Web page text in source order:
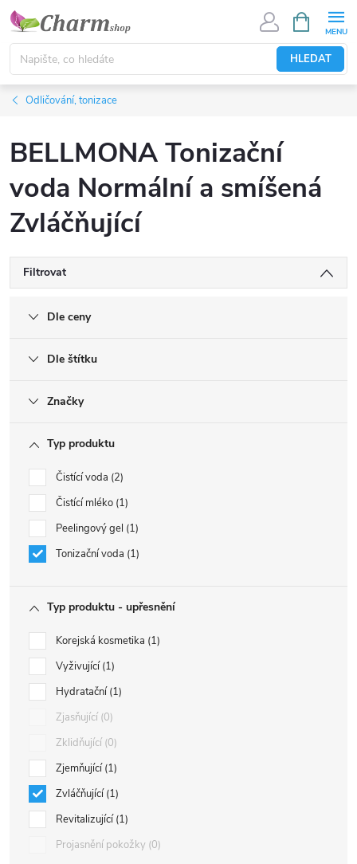
Přejít
obsah
HLEDAT
NÁKUPNÍ
KOŠÍK
Odličování, tonizace
BELLMONA Tonizační
voda Normální a smíšená
Zvláčňující
Filtrovat
Dle ceny
Dle štítku
Značky
Typ produktu
Čistící voda 2
Čistící mléko 1
Peelingový gel 1
Tonizační voda 1
Typ produktu - upřesnění
Korejská kosmetika 1
Vyživující 1
Hydratační 1
Zjasňující 0
Zklidňující 0
Zjemňující 1
Zvláčňující 1
Revitalizující 1
Projasnění pokožky 0